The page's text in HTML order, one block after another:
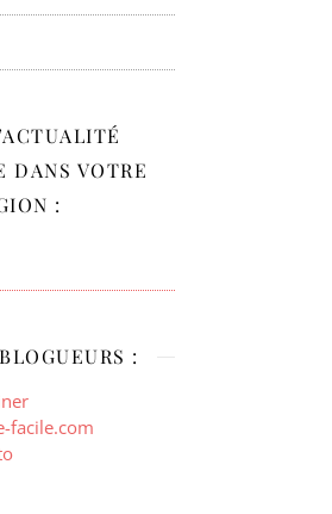
DANS VOTRE
:
:
facile.com